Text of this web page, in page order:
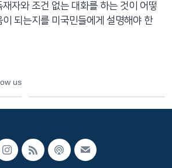
자와 조건 없는 대화를 하는 것이 어떻
되는지를 미국민들에게 설명해야 한
us